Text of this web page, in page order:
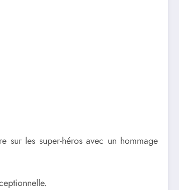
les super-héros avec un hommage